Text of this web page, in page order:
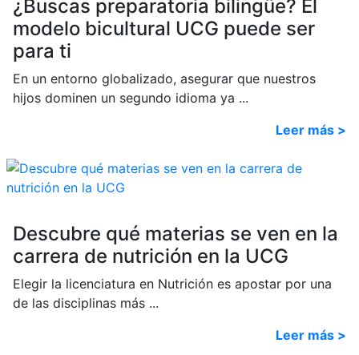
¿Buscas preparatoria bilingüe? El
modelo bicultural UCG puede ser
para ti
En un entorno globalizado, asegurar que nuestros
hijos dominen un segundo idioma ya ...
Leer más >
Descubre qué materias se ven en la
carrera de nutrición en la UCG
Elegir la licenciatura en Nutrición es apostar por una
de las disciplinas más ...
Leer más >